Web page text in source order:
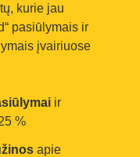
kurie jau
pasiūlymais ir
įvairiuose
ir
%
apie